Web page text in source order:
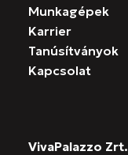
Munkagépek
Karrier
Tanúsítványok
Kapcsolat
VivaPalazzo Zrt.